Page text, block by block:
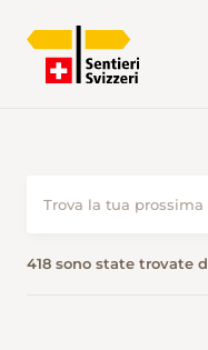
418 sono state trovate